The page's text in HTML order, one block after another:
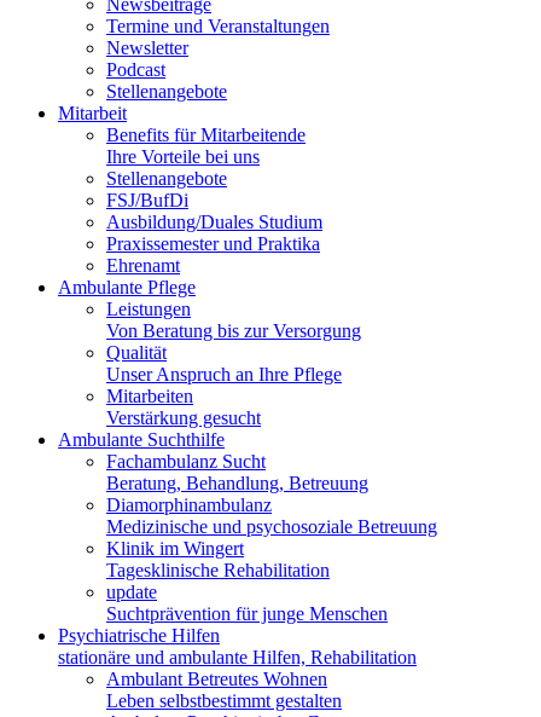
Newsbeiträge
Termine und Veranstaltungen
Newsletter
Podcast
Stellenangebote
Mitarbeit
Benefits für Mitarbeitende
Ihre Vorteile bei uns
Stellenangebote
FSJ/BufDi
Ausbildung/Duales Studium
Praxissemester und Praktika
Ehrenamt
Ambulante Pflege
Leistungen
Von Beratung bis zur Versorgung
Qualität
Unser Anspruch an Ihre Pflege
Mitarbeiten
Verstärkung gesucht
Ambulante Suchthilfe
Fachambulanz Sucht
Beratung, Behandlung, Betreuung
Diamorphinambulanz
Medizinische und psychosoziale Betreuung
Klinik im Wingert
Tagesklinische Rehabilitation
update
Suchtprävention für junge Menschen
Psychiatrische Hilfen
stationäre und ambulante Hilfen, Rehabilitation
Ambulant Betreutes Wohnen
Leben selbstbestimmt gestalten